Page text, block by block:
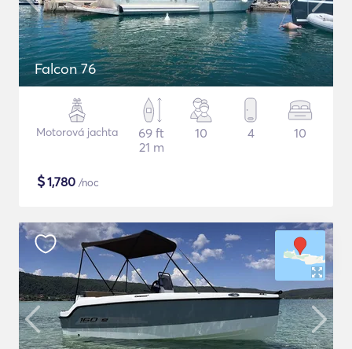
Falcon 76
Motorová jachta
69 ft
21 m
10 4 10
$1,780 /noc